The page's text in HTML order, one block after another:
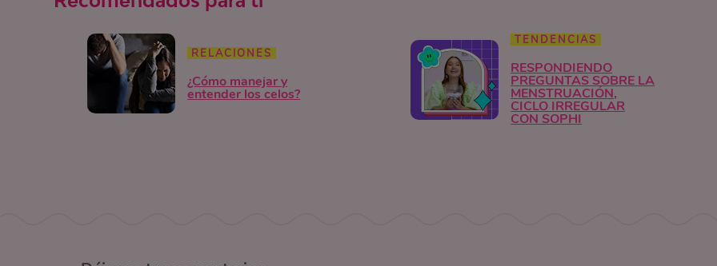
RELACIONES
¿Cómo manejar y
entender los celos?
TENDENCIAS
RESPONDIENDO
PREGUNTAS SOBRE LA
MENSTRUACIÓN,
CICLO IRREGULAR
CON SOPHI